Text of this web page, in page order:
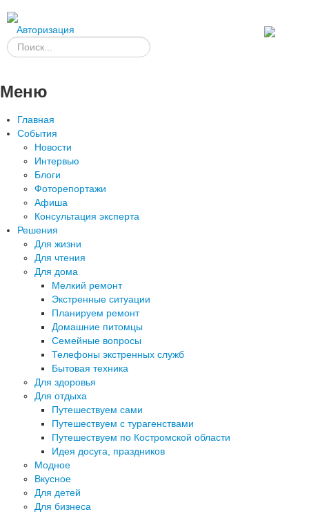
Авторизация
Меню
Главная
События
Новости
Интервью
Блоги
Фоторепортажи
Афиша
Консультация эксперта
Решения
Для жизни
Для чтения
Для дома
Мелкий ремонт
Экстренные ситуации
Планируем ремонт
Домашние питомцы
Семейные вопросы
Телефоны экстренных служб
Бытовая техника
Для здоровья
Для отдыха
Путешествуем сами
Путешествуем с турагенствами
Путешествуем по Костромской области
Идея досуга, праздников
Модное
Вкусное
Для детей
Для бизнеса